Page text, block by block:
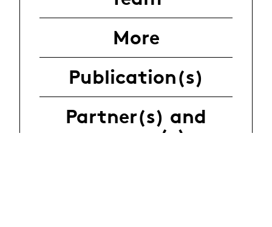
More
Publication(s)
Partner(s) and
sponsor(s)